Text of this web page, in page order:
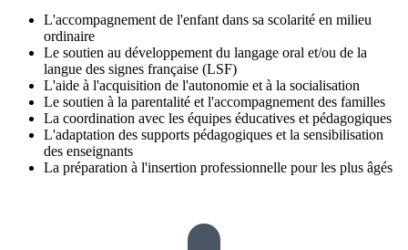
L'accompagnement de l'enfant dans sa scolarité en milieu
ordinaire
Le soutien au développement du langage oral et/ou de la
langue des signes française (LSF)
L'aide à l'acquisition de l'autonomie et à la socialisation
Le soutien à la parentalité et l'accompagnement des familles
La coordination avec les équipes éducatives et pédagogiques
L'adaptation des supports pédagogiques et la sensibilisation
des enseignants
La préparation à l'insertion professionnelle pour les plus âgés